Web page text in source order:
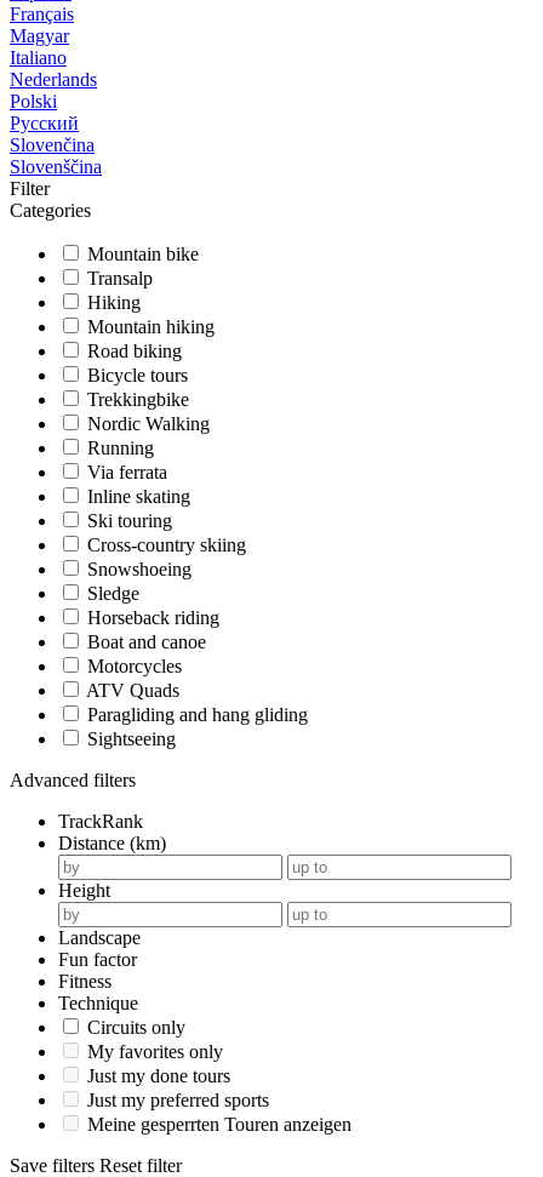
Français
Magyar
Italiano
Nederlands
Polski
Русский
Slovenčina
Slovenščina
Filter
Categories
Mountain bike
Transalp
Hiking
Mountain hiking
Road biking
Bicycle tours
Trekkingbike
Nordic Walking
Running
Via ferrata
Inline skating
Ski touring
Cross-country skiing
Snowshoeing
Sledge
Horseback riding
Boat and canoe
Motorcycles
ATV Quads
Paragliding and hang gliding
Sightseeing
Advanced filters
TrackRank
Distance (km)
Height
Landscape
Fun factor
Fitness
Technique
Circuits only
My favorites only
Just my done tours
Just my preferred sports
Meine gesperrten Touren anzeigen
Save filters Reset filter